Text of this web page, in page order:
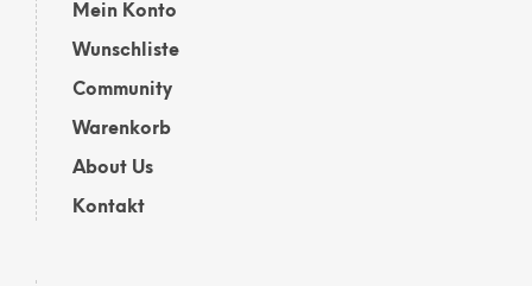
Mein Konto
Wunschliste
Community
Warenkorb
About Us
Kontakt